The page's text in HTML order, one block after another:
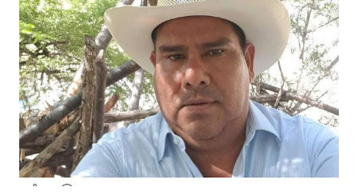
acosos sexual por parte de sus profesores sin que las
autoridades educativas hicieran nada. Valeria Palma informó
que durante los 5 años que llevan realizando la marcha
feminista la Escuela Preparatoria 3 es una de las escuelas
que más denuncias recibe por tema de acosos sexual, por lo
que decidieron acudir a la institución y acuerpar a las e...